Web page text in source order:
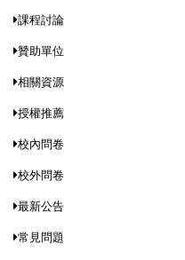
課程討論
贊助單位
相關資源
授權推薦
校內問卷
校外問卷
最新公告
常見問題